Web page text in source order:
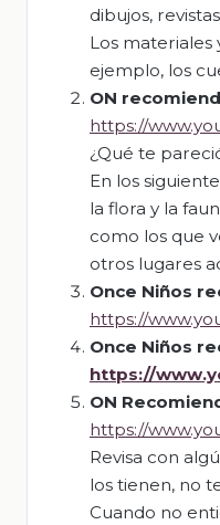
dibujos,
Los
ejemplo, los
ON
https://
¿Qué te
En los
la flora y la
como los que
otros lugares
Once Niños
https://
Once Niños
https://
ON
https://
Revisa con
los tienen, no
Cuando no